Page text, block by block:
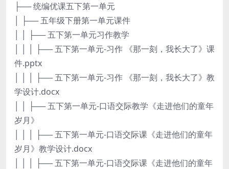
├── 统编优课五下第一单元
│ ├── 五年级下册第一单元课件
│ │ ├── 五下第一单元习作教学
│ │ │ ├── 五下第一单元-习作 《那一刻，我长大了》课
件.pptx
│ │ │ ├── 五下第一单元-习作 《那一刻，我长大了》教
学设计.docx
│ │ ├── 五下第一单元-口语交际教学《走进他们的童年
岁月》
│ │ │ ├── 五下第一单元-口语交际课《走进他们的童年
岁月》教学设计.docx
│ │ │ ├── 五下第一单元-口语交际课《走进他们的童年